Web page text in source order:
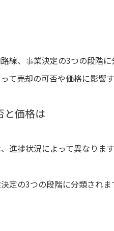
線、事業決定の3つの段階に
て売却の可否や価格に影響
と価格は
進捗状況によって異なります
定の3つの段階に分類されま